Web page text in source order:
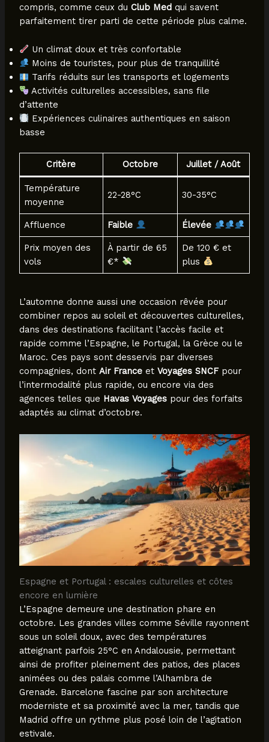
compris, comme ceux du Club Med qui savent
parfaitement tirer parti de cette période plus calme.
Un climat doux et très confortable
Moins de touristes, pour plus de tranquillité
Tarifs réduits sur les transports et logements
Activités culturelles accessibles, sans file
d’attente
Expériences culinaires authentiques en saison
basse
Critère Octobre Juillet / Août
Température
moyenne
22-28°C 30-35°C
Affluence Faible Élevée
Prix moyen des
vols
À partir de 65
€*
De 120 € et
plus
L’automne donne aussi une occasion rêvée pour
combiner repos au soleil et découvertes culturelles,
dans des destinations facilitant l’accès facile et
rapide comme l’Espagne, le Portugal, la Grèce ou le
Maroc. Ces pays sont desservis par diverses
compagnies, dont Air Franceet Voyages SNCFpour
l’intermodalité plus rapide, ou encore via des
agences telles que Havas Voyagespour des forfaits
adaptés au climat d’octobre.
Espagne et Portugal : escales culturelles et côtes
encore en lumière
L’Espagne demeure une destination phare en
octobre. Les grandes villes comme Séville rayonnent
sous un soleil doux, avec des températures
atteignant parfois 25°C en Andalousie, permettant
ainsi de profiter pleinement des patios, des places
animées ou des palais comme l’Alhambra de
Grenade. Barcelone fascine par son architecture
moderniste et sa proximité avec la mer, tandis que
Madrid offre un rythme plus posé loin de l’agitation
estivale.